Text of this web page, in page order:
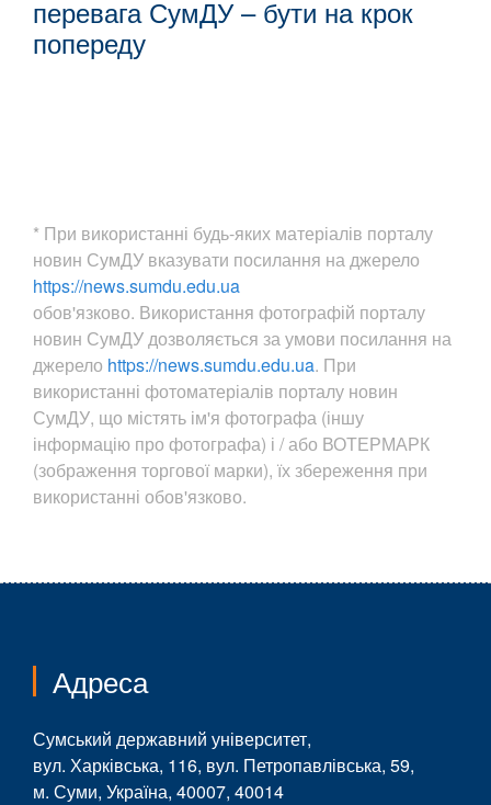
перевага СумДУ – бути на крок
попереду
* При використанні будь-яких матеріалів порталу
новин СумДУ вказувати посилання на джерело
https://news.sumdu.edu.ua
обов'язково. Використання фотографій порталу
новин СумДУ дозволяється за умови посилання на
джерело https://news.sumdu.edu.ua. При
використанні фотоматеріалів порталу новин
СумДУ, що містять ім'я фотографа (іншу
інформацію про фотографа) і / або ВОТЕРМАРК
(зображення торгової марки), їх збереження при
використанні обов'язково.
Адреса
Сумський державний університет,
вул. Харківська, 116, вул. Петропавлівська, 59,
м. Суми, Україна, 40007, 40014